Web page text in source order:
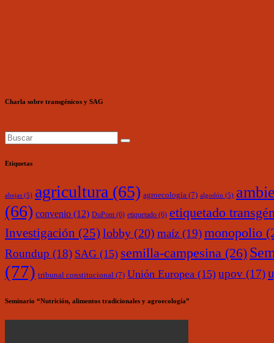
Charla sobre transgénicos y SAG
Etiquetas
abejas (5) agricultura (65) agroecología (7) algodón (5)
(66) convenio (12) DuPont (6) etiquetado (6) etiquetado
Investigación (25) lobby (20) maíz (19)monopolio
Roundup (18) SAG (15) semilla-campesina (26)
(77) tribunal constitucional (7) Unión Europea (15) upov (17)
Seminario “Nutrición, alimentos tradicionales y agroecología”